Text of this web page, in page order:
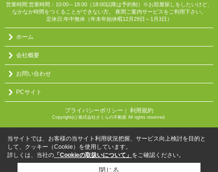
営業時間:営業時間：10:00～18:00（18:00以降は予約制）※お部屋探しをしたいけど、
なかなか時間をつくることができない方。 夜間ご案内サービスをご利用下さい。
定休日:年中無休（年末年始休暇12月29日～1月3日）
ホーム
会社概要
お問い合わせ
PCサイト
プライバシーポリシー ｜ 利用規約
Copyright(c) 株式会社さくらの不動産 All rights reserved.
当サイトでは、お客様の当サイト利用状況把握、サービス向上検討を目的と
して、クッキー（Cookie）を使用しています。
詳しくは、当社の 「Cookieの取扱いについて」 をご確認ください。
閉じる